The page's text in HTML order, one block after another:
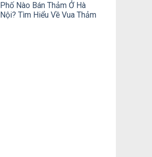
Phố Nào Bán Thảm Ở Hà
Nội? Tìm Hiểu Về Vua Thảm